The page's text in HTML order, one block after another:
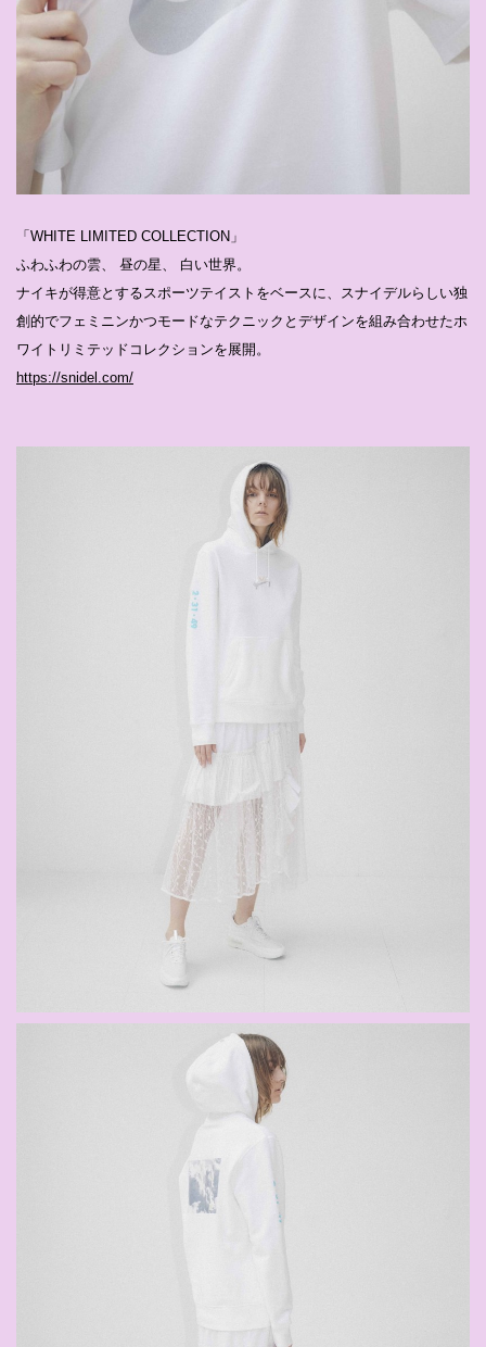
「WHITE LIMITED COLLECTION」
ふわふわの雲、 昼の星、 白い世界。
ナイキが得意とするスポーツテイストをベースに、スナイデルらしい独
創的でフェミニンかつモードなテクニックとデザインを組み合わせたホ
ワイトリミテッドコレクションを展開。
https://snidel.com/